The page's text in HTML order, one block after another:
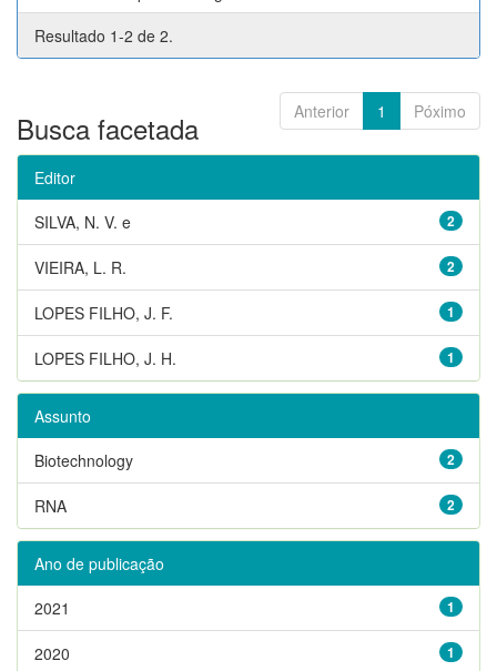
Resultado 1-2 de 2.
Anterior 1 Póximo
Busca facetada
Editor
2
SILVA, N. V. e
2
VIEIRA, L. R.
1
LOPES FILHO, J. F.
1
LOPES FILHO, J. H.
Assunto
2
Biotechnology
2
RNA
Ano de publicação
1
2021
1
2020